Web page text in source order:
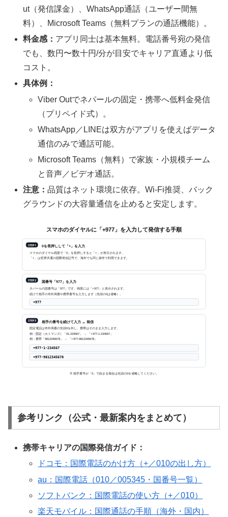
ut（発信課金）、WhatsApp通話（ユーザー間無
料）、Microsoft Teams（無料プランの通話機能）。
料金感： アプリ同士は基本無料。電話番号宛の発信
でも、数円〜数十円/分が目安でキャリア直通より低
コスト。
具体例：
Viber Outでネパールの固定・携帯へ低料金発信
（プリペイド式）。
WhatsApp／LINEは双方がアプリを使えばデータ
通信のみで通話可能。
Microsoft Teams（無料）で家族・小規模チーム
と音声／ビデオ通話。
注意：品質はネット環境に依存。Wi-Fi推奨、バック
グラウンドの大容量通信を止めると安定します。
参考リンク（公式・最新案内をまとめて）
携帯キャリアの国際発信ガイド：
ドコモ：国際電話のかけ方（+／010の出し方）
au：国際電話（010／005345・国番号一覧）
ソフトバンク：国際電話の使い方（+／010）
楽天モバイル：国際通話の手順（海外・国内）